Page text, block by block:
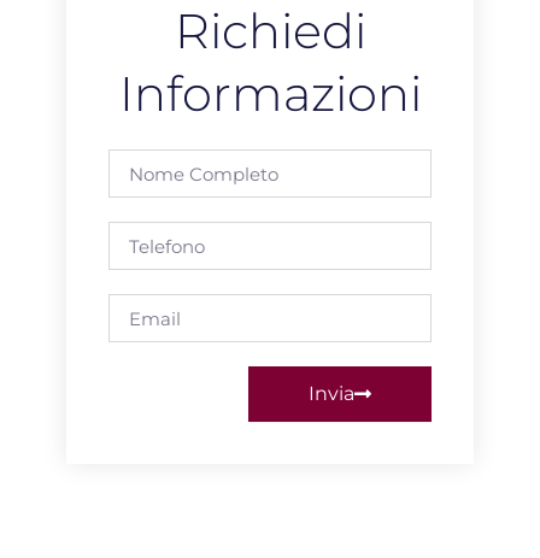
Richiedi
Informazioni
completo
Invia